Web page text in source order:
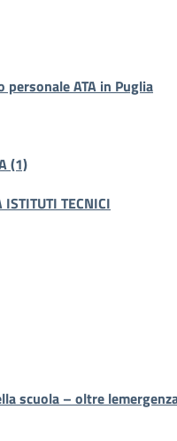
personale ATA in Puglia
(1)
TECNICI
scuola – oltre